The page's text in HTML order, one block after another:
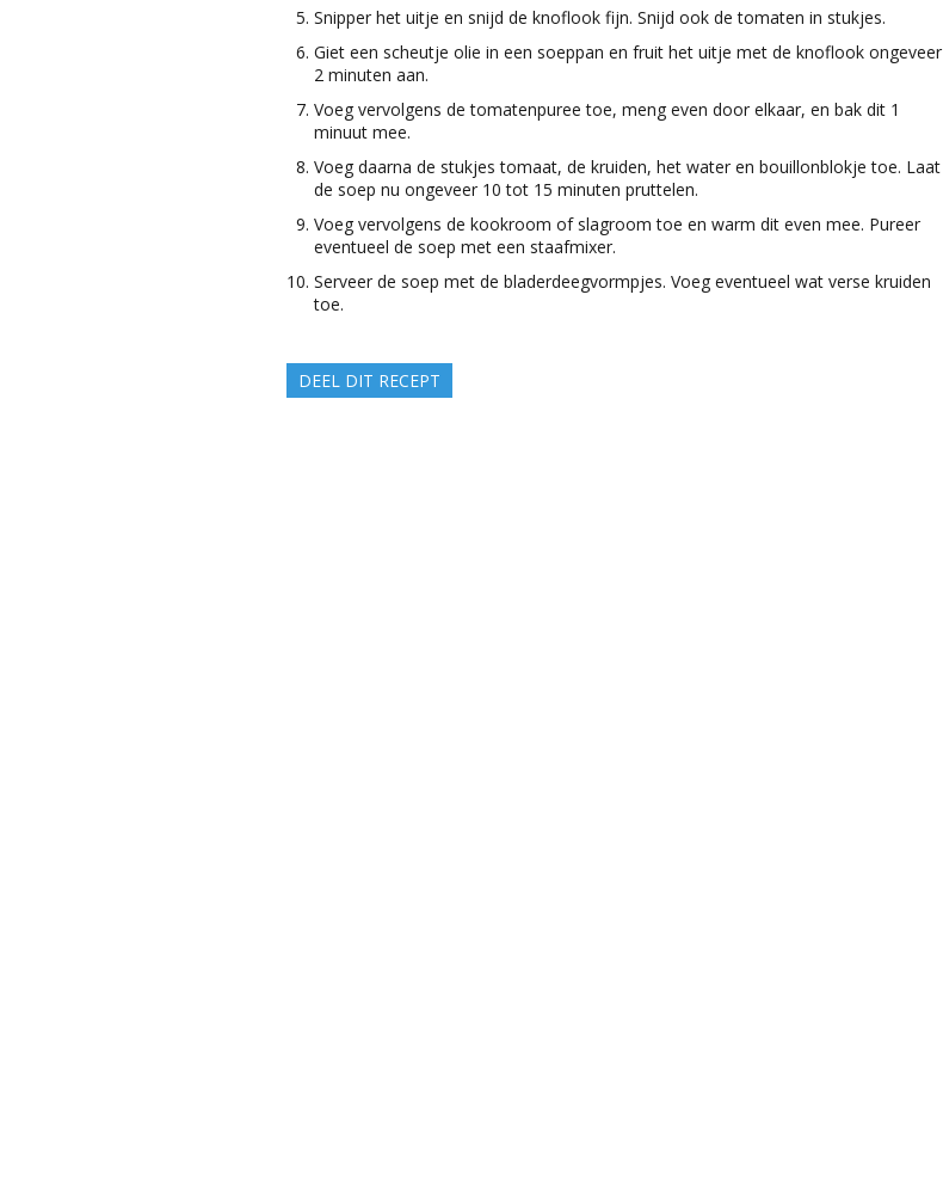
Snipper het uitje en snijd de knoflook fijn. Snijd ook de tomaten in stukjes.
Giet een scheutje olie in een soeppan en fruit het uitje met de knoflook ongeveer
2 minuten aan.
Voeg vervolgens de tomatenpuree toe, meng even door elkaar, en bak dit 1
minuut mee.
Voeg daarna de stukjes tomaat, de kruiden, het water en bouillonblokje toe. Laat
de soep nu ongeveer 10 tot 15 minuten pruttelen.
Voeg vervolgens de kookroom of slagroom toe en warm dit even mee. Pureer
eventueel de soep met een staafmixer.
Serveer de soep met de bladerdeegvormpjes. Voeg eventueel wat verse kruiden
toe.
DEEL DIT RECEPT